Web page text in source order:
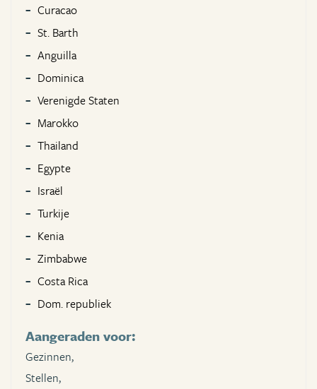
Curacao
St. Barth
Anguilla
Dominica
Verenigde Staten
Marokko
Thailand
Egypte
Israël
Turkije
Kenia
Zimbabwe
Costa Rica
Dom. republiek
Aangeraden voor:
Gezinnen,
Stellen,